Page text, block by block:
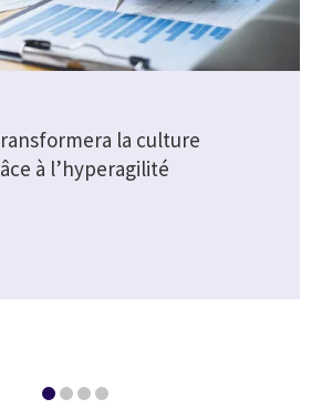
la culture
à l’hyperagilité